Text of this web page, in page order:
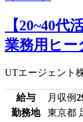
【20~40代
業務用ヒ
UTエージェント
給与 月収例
勤務地
東京都